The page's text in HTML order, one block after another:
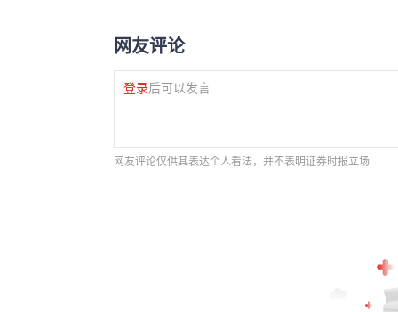
网友评论
登录后可以发言
网友评论仅供其表达个人看法，并不表明证券时报立场